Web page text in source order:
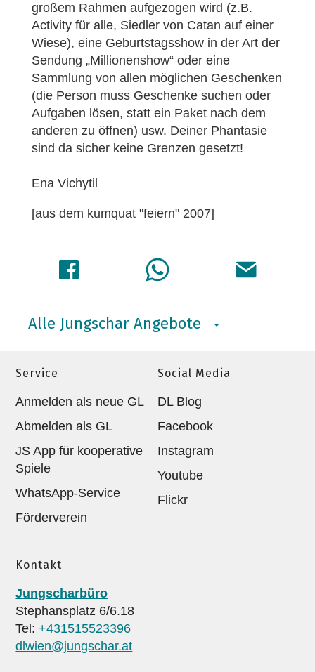
großem Rahmen aufgezogen wird (z.B.
Activity für alle, Siedler von Catan auf einer
Wiese), eine Geburtstagsshow in der Art der
Sendung „Millionenshow“ oder eine
Sammlung von allen möglichen Geschenken
(die Person muss Geschenke suchen oder
Aufgaben lösen, statt ein Paket nach dem
anderen zu öffnen) usw. Deiner Phantasie
sind da sicher keine Grenzen gesetzt!
Ena Vichytil
[aus dem kumquat "feiern" 2007]
Alle Jungschar Angebote
Service
Anmelden als neue GL
Abmelden als GL
JS App für kooperative
Spiele
WhatsApp-Service
Förderverein
Social Media
DL Blog
Facebook
Instagram
Youtube
Flickr
Kontakt
Jungscharbüro
Stephansplatz 6/6.18
Tel:+431515523396
dlwien@jungschar.at